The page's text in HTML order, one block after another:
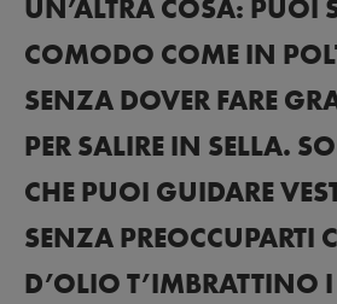
UN’ALTRA COSA: PUOI
COMODO COME IN
SENZA DOVER FARE
PER SALIRE IN SELLA.
CHE PUOI GUIDARE
SENZA PREOCCUPARTI
D’OLIO T’IMBRATTINO